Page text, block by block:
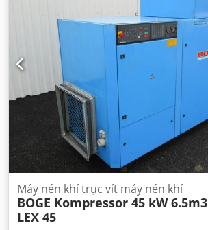
Máy nén khí trục vít máy nén khí
BOGE Kompressor 45 kW 6.5m3
LEX 45